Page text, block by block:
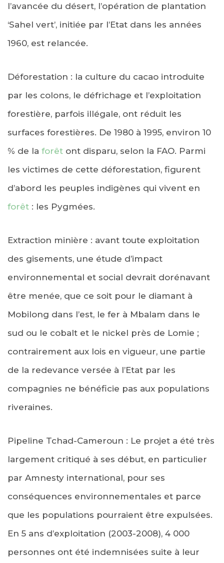
l’avancée du désert, l’opération de plantation
‘Sahel vert’, initiée par l’Etat dans les années
1960, est relancée.
Déforestation : la culture du cacao introduite
par les colons, le défrichage et l’exploitation
forestière, parfois illégale, ont réduit les
surfaces forestières. De 1980 à 1995, environ 10
% de la forêt ont disparu, selon la FAO. Parmi
les victimes de cette déforestation, figurent
d’abord les peuples indigènes qui vivent en
forêt : les Pygmées.
Extraction minière : avant toute exploitation
des gisements, une étude d’impact
environnemental et social devrait dorénavant
être menée, que ce soit pour le diamant à
Mobilong dans l’est, le fer à Mbalam dans le
sud ou le cobalt et le nickel près de Lomie ;
contrairement aux lois en vigueur, une partie
de la redevance versée à l’Etat par les
compagnies ne bénéficie pas aux populations
riveraines.
Pipeline Tchad-Cameroun : Le projet a été très
largement critiqué à ses début, en particulier
par Amnesty international, pour ses
conséquences environnementales et parce
que les populations pourraient être expulsées.
En 5 ans d’exploitation (2003-2008), 4 000
personnes ont été indemnisées suite à leur